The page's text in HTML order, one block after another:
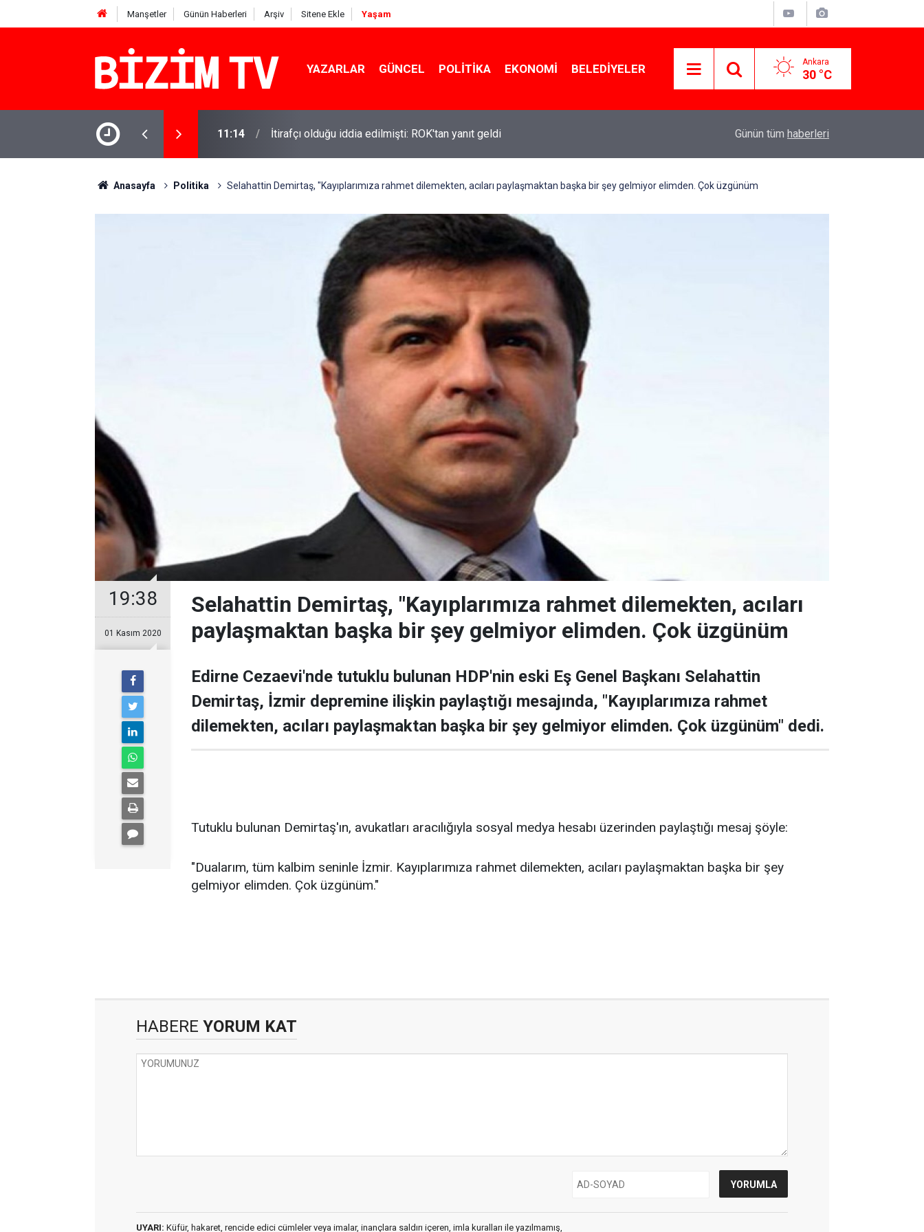
Manşetler Günün Haberleri Arşiv Sitene Ekle Yaşam
YAZARLAR GÜNCEL POLITIKA EKONOMI BELEDIYELER Ankara
30 °C
Miraç yaşamını yitirdi: Komşusu
11:14 İtirafçı olduğu iddia edilmişti: ROK'tan yanıt geldi Yusuf Tekin açıkladı: YKS değişecek mi?
Günün tüm haberleri
Anasayfa Politika Selahattin Demirtaş, "Kayıplarımıza rahmet dilemekten, acıları paylaşmaktan başka bir şey gelmiyor elimden. Çok üzgünüm
19:38
01 Kasım 2020
Selahattin Demirtaş, "Kayıplarımıza rahmet dilemekten, acıları
paylaşmaktan başka bir şey gelmiyor elimden. Çok üzgünüm
Edirne Cezaevi'nde tutuklu bulunan HDP'nin eski Eş Genel Başkanı Selahattin
Demirtaş, İzmir depremine ilişkin paylaştığı mesajında, "Kayıplarımıza rahmet
dilemekten, acıları paylaşmaktan başka bir şey gelmiyor elimden. Çok üzgünüm" dedi.
Tutuklu bulunan Demirtaş'ın, avukatları aracılığıyla sosyal medya hesabı üzerinden paylaştığı mesaj şöyle:
"Dualarım, tüm kalbim seninle İzmir. Kayıplarımıza rahmet dilemekten, acıları paylaşmaktan başka bir şey
gelmiyor elimden. Çok üzgünüm."
HABERE YORUM KAT
UYARI: Küfür, hakaret, rencide edici cümleler veya imalar, inançlara saldırı içeren, imla kuralları ile yazılmamış,